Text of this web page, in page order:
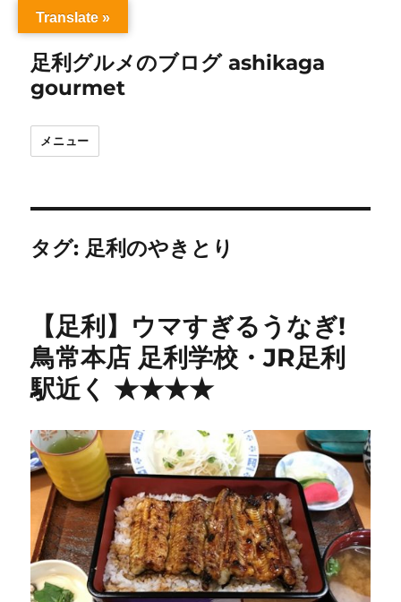
足利グルメのブログ ashikaga
gourmet
メニュー
タグ: 足利のやきとり
【足利】ウマすぎるうなぎ!
鳥常本店 足利学校・JR足利
駅近く ★★★★
Translate »